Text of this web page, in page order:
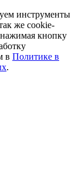
инструменты
же cookie-
кнопку
в Политике в
.